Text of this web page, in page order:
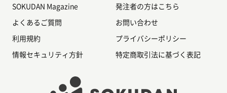
SOKUDAN Magazine 発注者の方はこちら
よくあるご質問 お問い合わせ
利用規約 プライバシーポリシー
情報セキュリティ方針 特定商取引法に基づく表記